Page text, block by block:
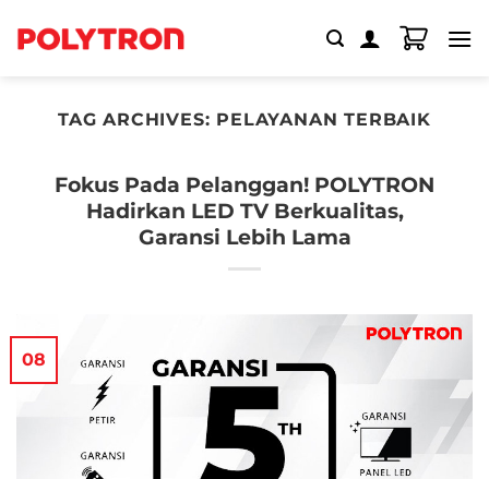
TAG ARCHIVES: PELAYANAN TERBAIK
Fokus Pada Pelanggan! POLYTRON
Hadirkan LED TV Berkualitas,
Garansi Lebih Lama
08